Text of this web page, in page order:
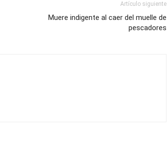
Artículo siguiente
Muere indigente al caer del muelle de
pescadores